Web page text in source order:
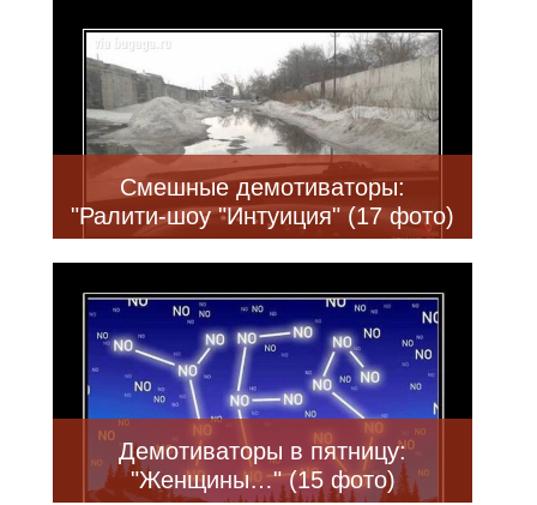
Смешные демотиваторы:
"Ралити-шоу "Интуиция" (17 фото)
Демотиваторы в пятницу:
"Женщины…" (15 фото)